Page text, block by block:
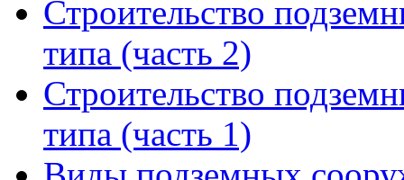
Строительство
типа (часть 2)
Строительство
типа (часть 1)